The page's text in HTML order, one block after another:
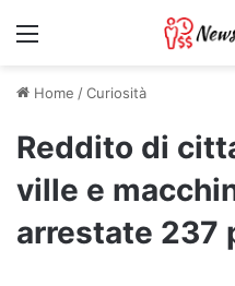
Menu
Home /Curiosità
Reddito di
ville e
arrestate 237